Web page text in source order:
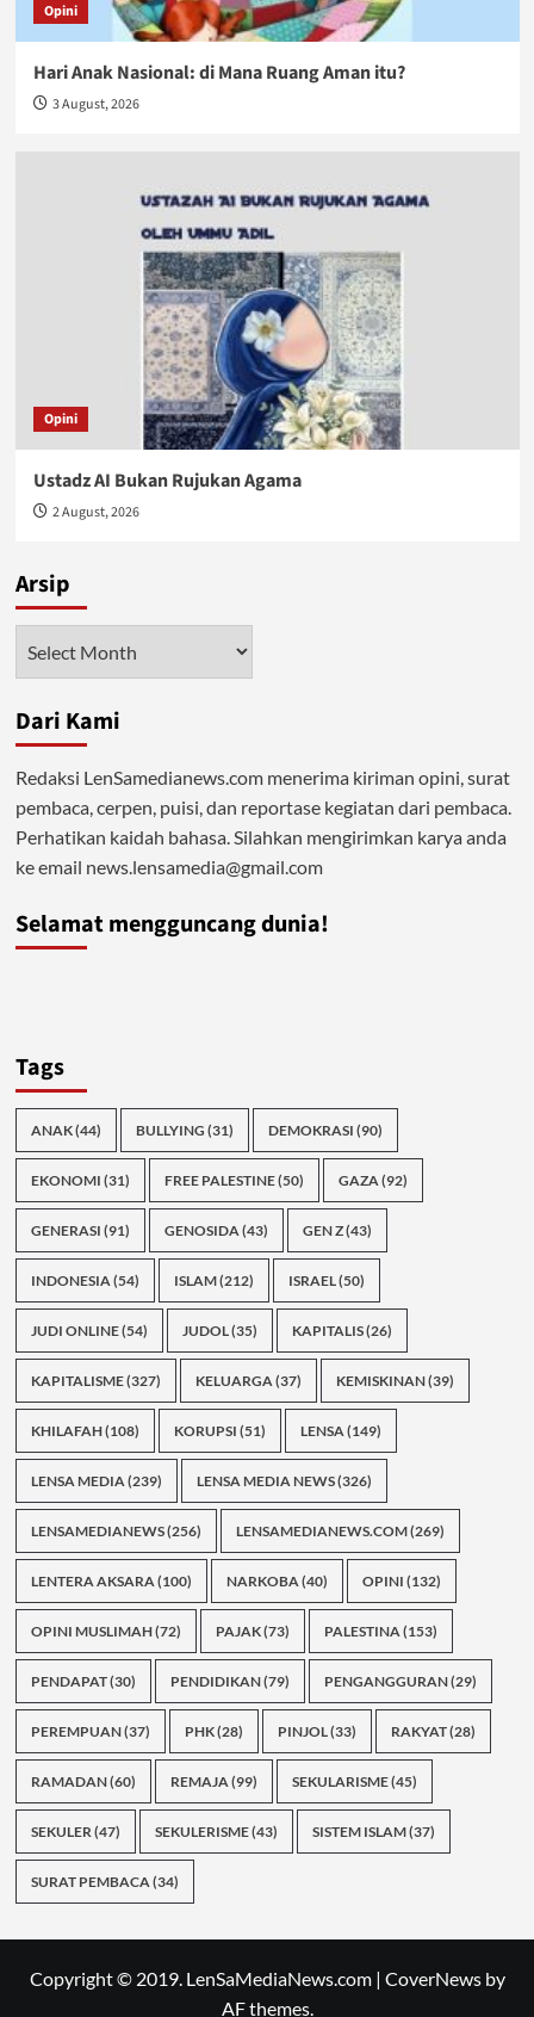
Opini
Hari Anak Nasional: di Mana Ruang Aman itu?
3 August, 2026
Opini
Ustadz AI Bukan Rujukan Agama
2 August, 2026
Arsip
Dari Kami
Redaksi LenSamedianews.com menerima kiriman opini, surat
pembaca, cerpen, puisi, dan reportase kegiatan dari pembaca.
Perhatikan kaidah bahasa. Silahkan mengirimkan karya anda
ke email news.lensamedia@gmail.com
Selamat mengguncang dunia!
Tags
ANAK(44) BULLYING (31) DEMOKRASI (90)
EKONOMI (31) FREE PALESTINE(50) GAZA(92)
GENERASI (91) GENOSIDA(43) GEN Z(43)
INDONESIA(54) ISLAM(212) ISRAEL(50)
JUDI ONLINE(54) JUDOL(35) KAPITALIS(26)
KAPITALISME(327) KELUARGA(37) KEMISKINAN(39)
KHILAFAH(108) KORUPSI (51) LENSA(149)
LENSA MEDIA(239) LENSA MEDIA NEWS(326)
LENSAMEDIANEWS(256) LENSAMEDIANEWS.COM(269)
LENTERA AKSARA(100) NARKOBA(40) OPINI (132)
OPINI MUSLIMAH(72) PAJAK(73) PALESTINA(153)
PENDAPAT(30) PENDIDIKAN(79) PENGANGGURAN(29)
PEREMPUAN(37) PHK(28) PINJOL(33) RAKYAT(28)
RAMADAN(60) REMAJA(99) SEKULARISME(45)
SEKULER(47) SEKULERISME(43) SISTEM ISLAM(37)
SURAT PEMBACA(34)
Copyright © 2019. LenSaMediaNews.com | CoverNewsby
AF themes.